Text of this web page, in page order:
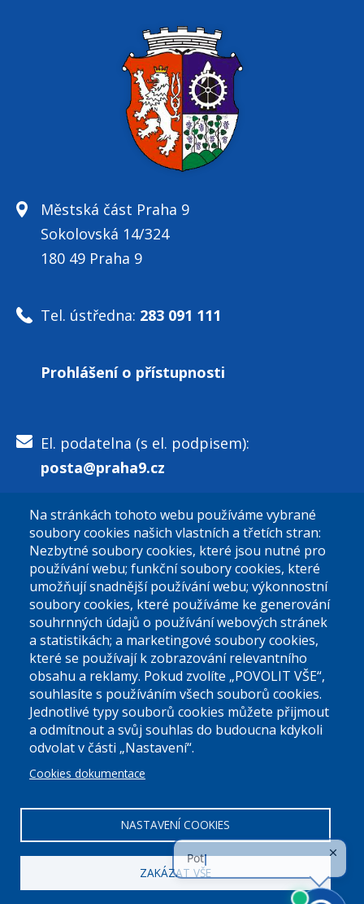
Městská část Praha 9
Sokolovská 14/324
180 49 Praha 9
Tel. ústředna: 283 091 111
Prohlášení o přístupnosti
El. podatelna (s el. podpisem):
posta@praha9.cz
El. podatelna (bez el. podpisu):
podatelna@praha9.cz
Úřední dny:
Po a St: 08.00-12.00; 13.00-18.00
Úřední hodiny
00063894DIČ:CZ00063894
Na stránkách tohoto webu používáme vybrané
soubory cookies našich vlastních a třetích stran:
Nezbytné soubory cookies, které jsou nutné pro
používání webu; funkční soubory cookies, které
umožňují snadnější používání webu; výkonnostní
soubory cookies, které používáme ke generování
souhrnných údajů o používání webových stránek
a statistikách; a marketingové soubory cookies,
které se používají k zobrazování relevantního
obsahu a reklamy. Pokud zvolíte „POVOLIT VŠE“,
souhlasíte s používáním všech souborů cookies.
Jednotlivé typy souborů cookies můžete přijmout
a odmítnout a svůj souhlas do budoucna kdykoli
odvolat v části „Nastavení“.
Cookies dokumentace
NASTAVENÍ COOKIES
ZAKÁZAT VŠE